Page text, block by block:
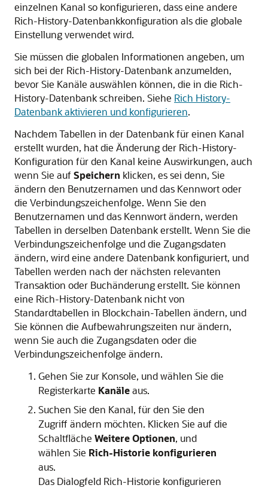
einzelnen Kanal so konfigurieren, dass eine andere
Rich-History-Datenbankkonfiguration als die globale
Einstellung verwendet wird.
Sie müssen die globalen Informationen angeben, um
sich bei der Rich-History-Datenbank anzumelden,
bevor Sie Kanäle auswählen können, die in die Rich-
History-Datenbank schreiben. Siehe Rich History-
Datenbank aktivieren und konfigurieren.
Nachdem Tabellen in der Datenbank für einen Kanal
erstellt wurden, hat die Änderung der Rich-History-
Konfiguration für den Kanal keine Auswirkungen, auch
wenn Sie auf Speichern klicken, es sei denn, Sie
ändern den Benutzernamen und das Kennwort oder
die Verbindungszeichenfolge. Wenn Sie den
Benutzernamen und das Kennwort ändern, werden
Tabellen in derselben Datenbank erstellt. Wenn Sie die
Verbindungszeichenfolge und die Zugangsdaten
ändern, wird eine andere Datenbank konfiguriert, und
Tabellen werden nach der nächsten relevanten
Transaktion oder Buchänderung erstellt. Sie können
eine Rich-History-Datenbank nicht von
Standardtabellen in Blockchain-Tabellen ändern, und
Sie können die Aufbewahrungszeiten nur ändern,
wenn Sie auch die Zugangsdaten oder die
Verbindungszeichenfolge ändern.
Gehen Sie zur Konsole, und wählen Sie die
Registerkarte Kanäleaus.
Suchen Sie den Kanal, für den Sie den
Zugriff ändern möchten. Klicken Sie auf die
Schaltfläche Weitere Optionen, und
wählen Sie Rich-Historie konfigurieren
aus.
Das Dialogfeld Rich-Historie konfigurieren